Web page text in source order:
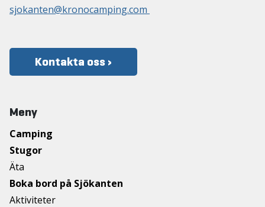
sjokanten@kronocamping.com
Kontakta oss ›
Meny
Camping
Stugor
Äta
Boka bord på Sjökanten
Aktiviteter